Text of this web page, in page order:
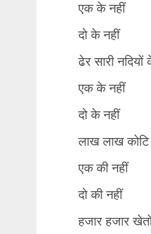
एक के नहीं
दो के नहीं
ढेर सारी
एक के नहीं
दो के नहीं
लाख लाख कोटि
एक की नहीं
दो की नहीं
हजार हजार